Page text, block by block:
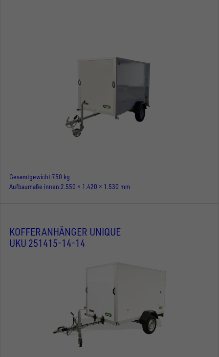
Gesamtgewicht 750 kg
Aufbaumaße innen 2.550 × 1.420 × 1.530 mm
KOFFERANHÄNGER UNIQUE
UKU 251415-14-14